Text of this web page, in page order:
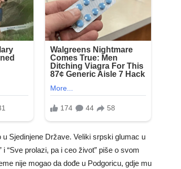
Sjedinjene Države. Veliki srpski glumac u
i “Sve prolazi, pa i ceo život” piše o svom
nije mogao da dođe u Podgoricu, gdje mu